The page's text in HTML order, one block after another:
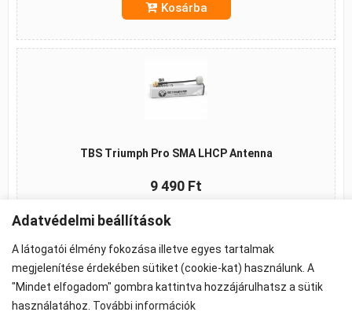
Kosárba
TBS Triumph Pro SMA LHCP Antenna
9 490 Ft
Kosárba
©2026 -ÁSZF -Adatkezelés-
Adatvédelmi beállítások
A látogatói élmény fokozása illetve egyes tartalmak
megjelenítése érdekében sütiket (cookie-kat) használunk. A
"Mindet elfogadom" gombra kattintva hozzájárulhatsz a sütik
használatához. További információk